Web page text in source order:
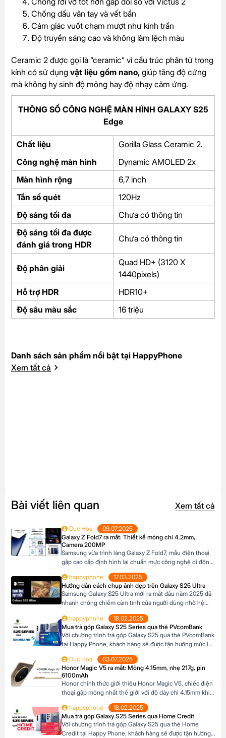
Chống dấu vân tay và vết bẩn
Cảm giác vuốt chạm mượt như kính trần
Độ truyền sáng cao và không làm lệch màu
Ceramic 2 được gọi là “ceramic” vì cấu trúc phân tử trong
kính có sử dụng vật liệu gốm nano, giúp tăng độ cứng
mà không hy sinh độ mỏng hay độ nhạy cảm ứng.
THÔNG SỐ CÔNG NGHỆ MÀN HÌNH GALAXY S25
Edge
Chất liệu
Gorilla Glass Ceramic 2.
Công nghệ màn hình
Dynamic AMOLED 2x
Màn hình rộng
6,7 inch
Tần số quét
120Hz
Độ sáng tối đa
Chưa có thông tin
Độ sáng tối đa được
đánh giá trong HDR
Chưa có thông tin
Độ phân giải
Quad HD+ (3120 X
1440pixels)
Hỗ trợ HDR
HDR10+
Độ sâu màu sắc
16 triệu
Danh sách sản phẩm nổi bật tại HappyPhone
Xem tất cả
Bài viết liên quan Xem tất cả
Duc Hoa
09.07.2025
Galaxy Z Fold7 ra mắt: Thiết kế mỏng chỉ 4.2mm,
Camera 200MP
Samsung vừa trình làng Galaxy Z Fold7, mẫu điện thoại
gập cao cấp định hình lại chuẩn mực công nghệ di động.
Với thiết kế siêu mỏng chỉ 4.2mm khi mở ra và camera
200MP sắc nét chưa từng có trên dòng Z Fold, sản phẩm
này không chỉ là một thiết bị công nghệ […]
happyphone
17.03.2025
Hướng dẫn cách chụp ảnh đẹp trên Galaxy S25 Ultra
Samsung Galaxy S25 Ultra mới ra mắt đầu năm 2025 đã
nhanh chóng chiếm cảm tình của người dùng nhờ hệ
200MP, khả năng zoom xa ấn tượng và các tính năng
thông minh giúp ghi lại những khoảnh khắc đẹp trong
cuộc sống. Sau đây […]
happyphone
18.02.2025
Mua trả góp Galaxy S25 Series qua thẻ PVcomBank
Với chương trình trả góp Galaxy S25 qua thẻ PVcomBank
tại Happy Phone, khách hàng sẽ được tận hưởng mức lãi
lựa chọn kỳ hạn trả góp từ 3 đến 12 tháng, phù hợp với
khả năng tài chính của mình. Mục […]
Duc Hoa
03.07.2025
Honor Magic V5 ra mắt: Mỏng 4.15mm, nhẹ 217g, pin
6100mAh
Honor chính thức giới thiệu Honor Magic V5, chiếc điện
thoại gập mỏng nhất thế giới với độ dày chỉ 4.15mm khi
lượng 217g, pin dung lượng lớn 6100mAh và công nghệ
AI tiên tiến, Honor Magic V5 định nghĩa lại chuẩn mực
flagship […]
happyphone
18.02.2025
Mua trả góp Galaxy S25 Series qua Home Credit
Với chương trình trả góp Galaxy S25 qua thẻ Home
Credit tại Happy Phone, khách hàng sẽ được tận hưởng